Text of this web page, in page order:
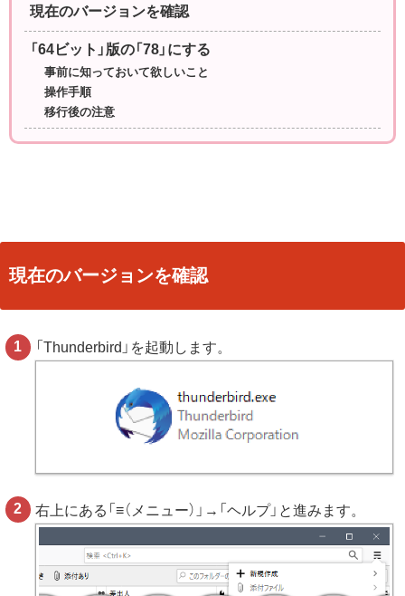
現在のバージョンを確認
「64ビット」版の「78」にする
事前に知っておいて欲しいこと
操作手順
移行後の注意
現在のバージョンを確認
「Thunderbird」を起動します。
右上にある「≡（メニュー）」→「ヘルプ」と進みます。